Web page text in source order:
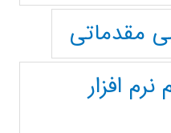
مقدماتی
افزار